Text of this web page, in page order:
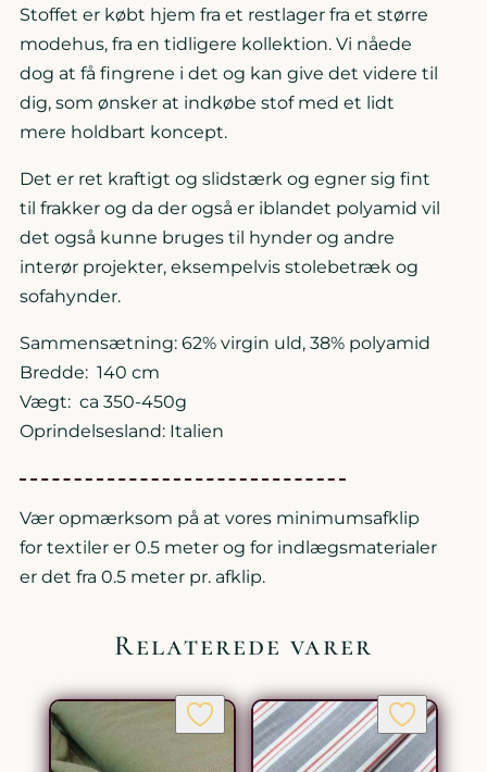
Stoffet er købt hjem fra et restlager fra et større
modehus, fra en tidligere kollektion. Vi nåede
dog at få fingrene i det og kan give det videre til
dig, som ønsker at indkøbe stof med et lidt
mere holdbart koncept.
Det er ret kraftigt og slidstærk og egner sig fint
til frakker og da der også er iblandet polyamid vil
det også kunne bruges til hynder og andre
interør projekter, eksempelvis stolebetræk og
sofahynder.
Sammensætning: 62% virgin uld, 38% polyamid
Bredde: 140 cm
Vægt: ca 350-450g
Oprindelsesland: Italien
Vær opmærksom på at vores minimumsafklip
for textiler er 0.5 meter og for indlægsmaterialer
er det fra 0.5 meter pr. afklip.
Relaterede varer